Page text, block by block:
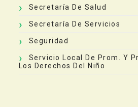
Secretaría De Salud
Secretaría De Servicios
Seguridad
Servicio Local De Prom. Y
Los Derechos Del Niño